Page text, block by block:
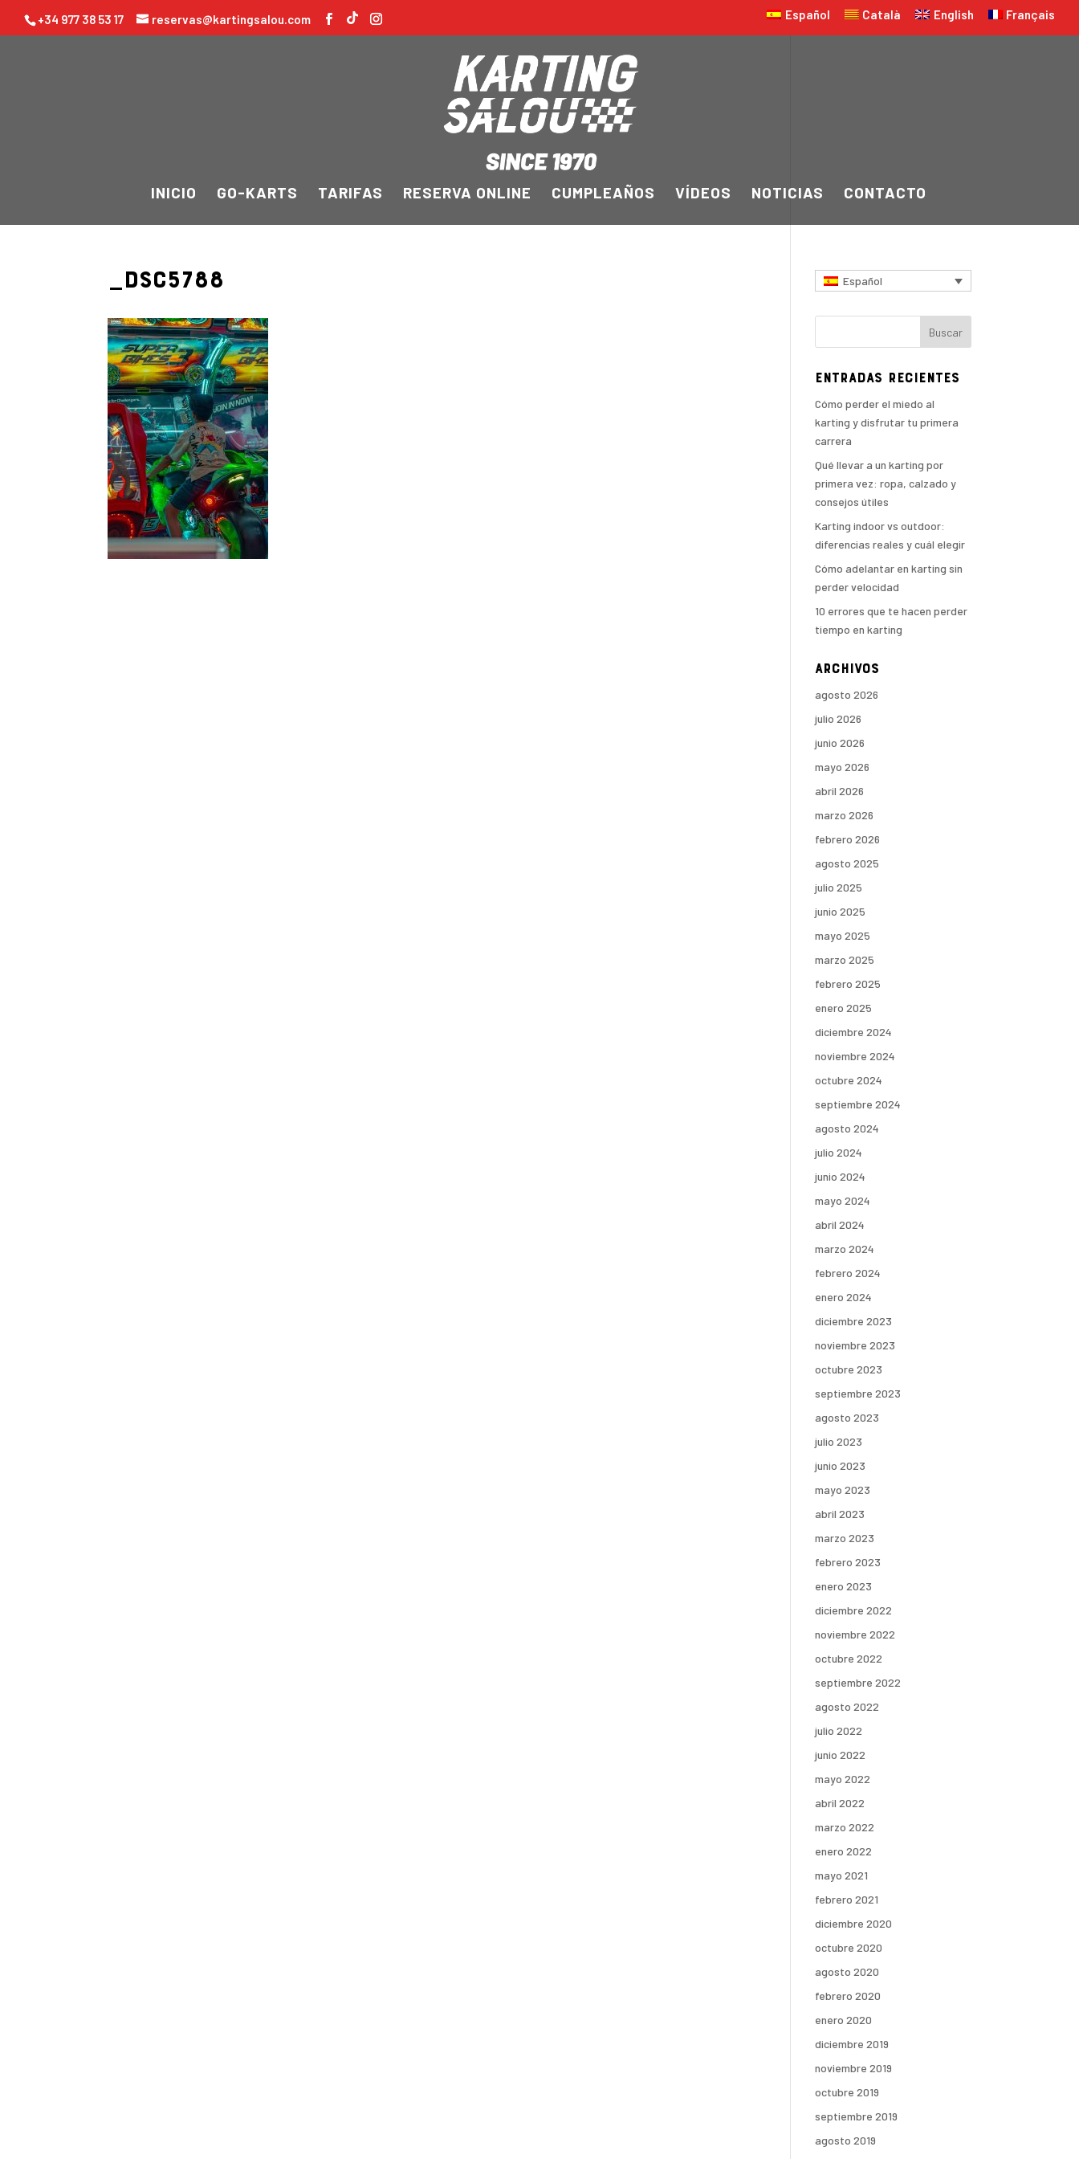
+34 977 38 53 17 reservas@kartingsalou.com Español Català English Français
INICIO GO-KARTS TARIFAS RESERVA ONLINE CUMPLEAÑOS VÍDEOS NOTICIAS CONTACTO
_DSC5788 Español
Entradas recientes
Cómo perder el miedo al
karting y disfrutar tu primera
carrera
Qué llevar a un karting por
primera vez: ropa, calzado y
consejos útiles
Karting indoor vs outdoor:
diferencias reales y cuál elegir
Cómo adelantar en karting sin
perder velocidad
10 errores que te hacen perder
tiempo en karting
Archivos
agosto 2026
julio 2026
junio 2026
mayo 2026
abril 2026
marzo 2026
febrero 2026
agosto 2025
julio 2025
junio 2025
mayo 2025
marzo 2025
febrero 2025
enero 2025
diciembre 2024
noviembre 2024
octubre 2024
septiembre 2024
agosto 2024
julio 2024
junio 2024
mayo 2024
abril 2024
marzo 2024
febrero 2024
enero 2024
diciembre 2023
noviembre 2023
octubre 2023
septiembre 2023
agosto 2023
julio 2023
junio 2023
mayo 2023
abril 2023
marzo 2023
febrero 2023
enero 2023
diciembre 2022
noviembre 2022
octubre 2022
septiembre 2022
agosto 2022
julio 2022
junio 2022
mayo 2022
abril 2022
marzo 2022
enero 2022
mayo 2021
febrero 2021
diciembre 2020
octubre 2020
agosto 2020
febrero 2020
enero 2020
diciembre 2019
noviembre 2019
octubre 2019
septiembre 2019
agosto 2019